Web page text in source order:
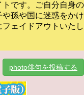
です。
ご自分自身の
孫や国に迷惑をかけ
ェイドアウトいたし
photo俳句を投稿する